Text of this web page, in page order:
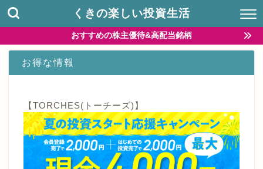
くきの楽しい投資生活
おすすめの株主優待&高配当銘柄
お得な情報
【TORCHES(トーチーズ)】